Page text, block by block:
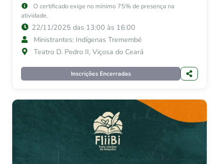
O certificado exige no mínimo 75% de presença na
atividade.
22/11/2025 das 13:00 às 16:00
Ministrantes: Indígenas Tremembé
Teatro D. Pedro II, Viçosa do Ceará
Inscrições Encerradas